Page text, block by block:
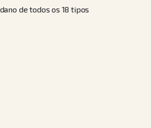
de todos os 18 tipos